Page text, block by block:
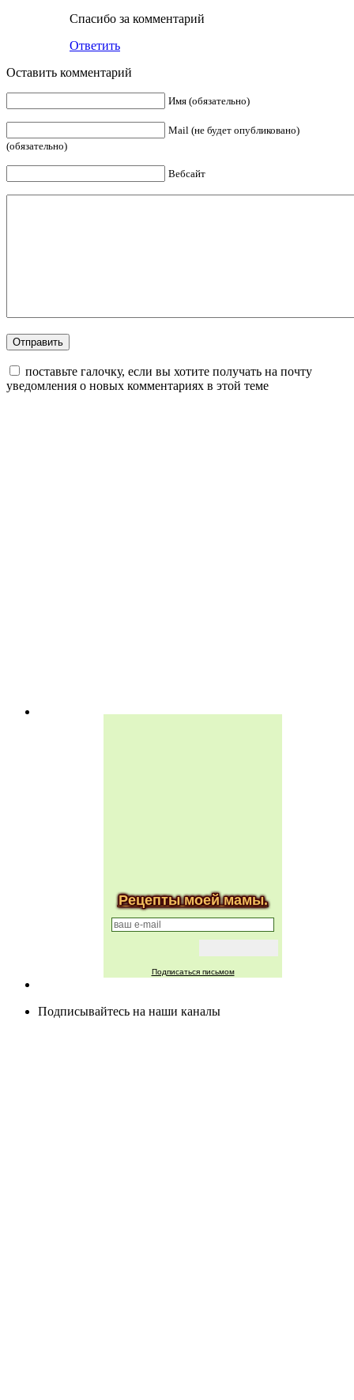
Спасибо за комментарий
Ответить
Оставить комментарий
Имя (обязательно)
Mail (не будет опубликовано)
(обязательно)
Вебсайт
поставьте галочку, если вы хотите получать на почту
уведомления о новых комментариях в этой теме
Рецепты моей мамы.
Подписаться письмом
Подписывайтесь на наши каналы